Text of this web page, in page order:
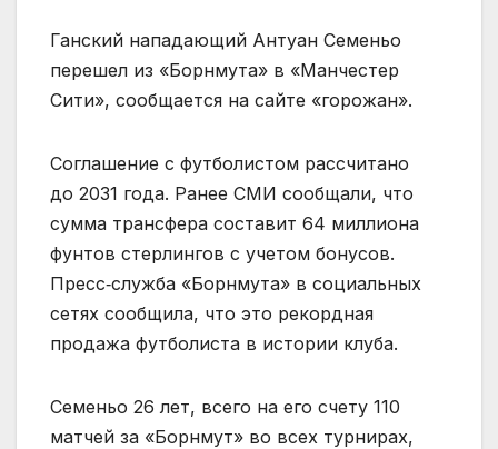
Ганский нападающий Антуан Семеньо
перешел из «Борнмута» в «Манчестер
Сити», сообщается на сайте «горожан».
Соглашение с футболистом рассчитано
до 2031 года. Ранее СМИ сообщали, что
сумма трансфера составит 64 миллиона
фунтов стерлингов с учетом бонусов.
Пресс‑служба «Борнмута» в социальных
сетях сообщила, что это рекордная
продажа футболиста в истории клуба.
Семеньо 26 лет, всего на его счету 110
матчей за «Борнмут» во всех турнирах,